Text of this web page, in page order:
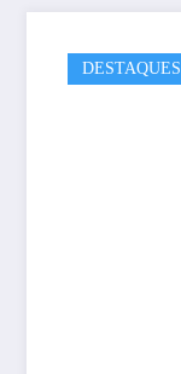
DESTAQUES